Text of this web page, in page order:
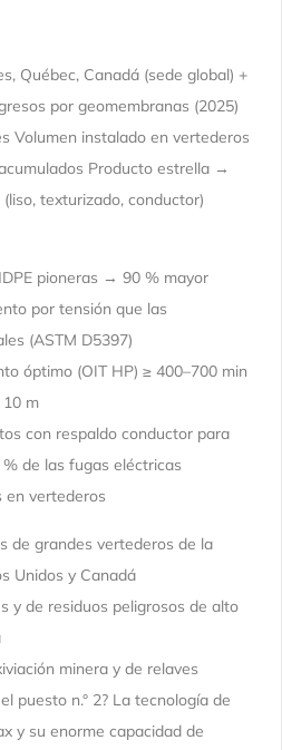
Québec, Canadá (sede global) +
por geomembranas (2025)
Volumen instalado en vertederos
Producto estrella →
texturizado, conductor)
pioneras → 90 % mayor
por tensión que las
(ASTM D5397)
óptimo (OIT HP) ≥ 400–700 min
m
con respaldo conductor para
de las fugas eléctricas
en vertederos
de grandes vertederos de la
Unidos y Canadá
y de residuos peligrosos de alto
minera y de relaves
puesto n.° 2? La tecnología de
y su enorme capacidad de